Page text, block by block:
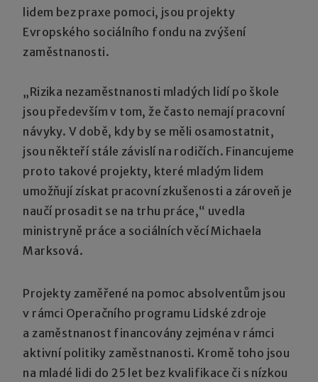
lidem bez praxe pomoci, jsou projekty
Evropského sociálního fondu na zvýšení
zaměstnanosti.
„Rizika nezaměstnanosti mladých lidí po škole
jsou především v tom, že často nemají pracovní
návyky. V době, kdy by se měli osamostatnit,
jsou někteří stále závislí na rodičích. Financujeme
proto takové projekty, které mladým lidem
umožňují získat pracovní zkušenosti a zároveň je
naučí prosadit se na trhu práce,“ uvedla
ministryně práce a sociálních věcí Michaela
Marksová.
Projekty zaměřené na pomoc absolventům jsou
v rámci Operačního programu Lidské zdroje
a zaměstnanost financovány zejména v rámci
aktivní politiky zaměstnanosti. Kromě toho jsou
na mladé lidi do 25 let bez kvalifikace či s nízkou